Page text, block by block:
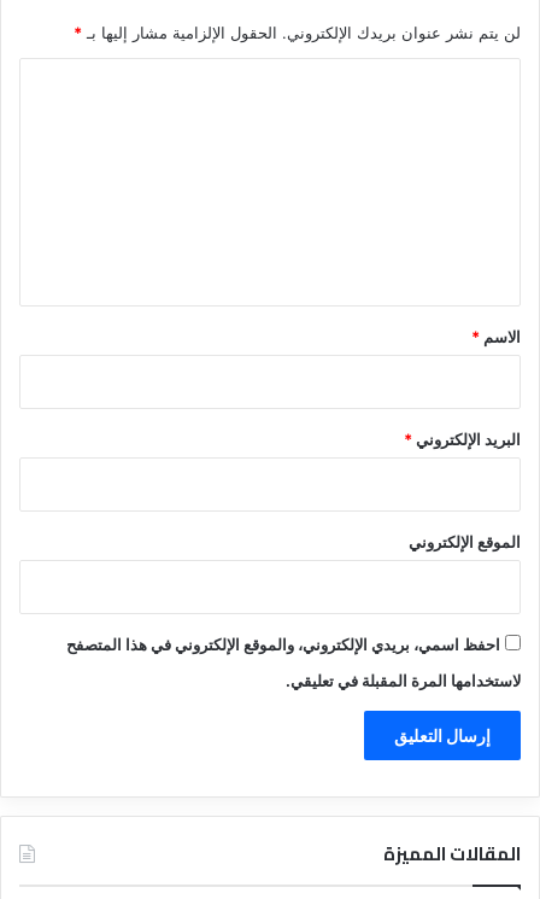
لن يتم نشر عنوان بريدك الإلكتروني. الحقول الإلزامية مشار إليها بـ *
*
الاسم *
البريد الإلكتروني*
الموقع الإلكتروني
احفظ اسمي، بريدي الإلكتروني، والموقع الإلكتروني في هذا المتصفح
لاستخدامها المرة المقبلة في تعليقي.
المقالات المميزة